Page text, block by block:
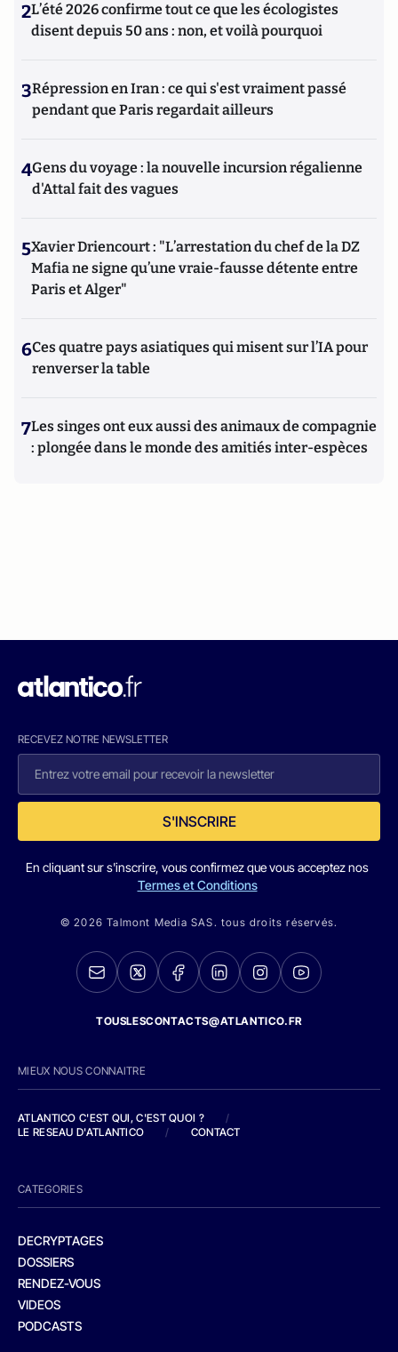
2L’été 2026 confirme tout ce que les écologistes
disent depuis 50 ans : non, et voilà pourquoi
3Répression en Iran : ce qui s'est vraiment passé
pendant que Paris regardait ailleurs
4Gens du voyage : la nouvelle incursion régalienne
d'Attal fait des vagues
5Xavier Driencourt : "L’arrestation du chef de la DZ
Mafia ne signe qu’une vraie-fausse détente entre
Paris et Alger"
6Ces quatre pays asiatiques qui misent sur l’IA pour
renverser la table
7Les singes ont eux aussi des animaux de compagnie
: plongée dans le monde des amitiés inter-espèces
RECEVEZ NOTRE NEWSLETTER
S'INSCRIRE
En cliquant sur s'inscrire, vous confirmez que vous acceptez nos
Termes et Conditions
© 2026 Talmont Media SAS. tous droits réservés.
TOUSLESCONTACTS@ATLANTICO.FR
MIEUX NOUS CONNAITRE
ATLANTICO C'EST QUI, C'EST QUOI ?
/
LE RESEAU D'ATLANTICO
/ CONTACT
CATEGORIES
DECRYPTAGES
DOSSIERS
RENDEZ-VOUS
VIDEOS
PODCASTS